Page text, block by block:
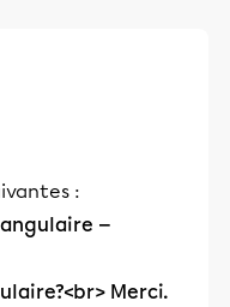
:
—
Merci.